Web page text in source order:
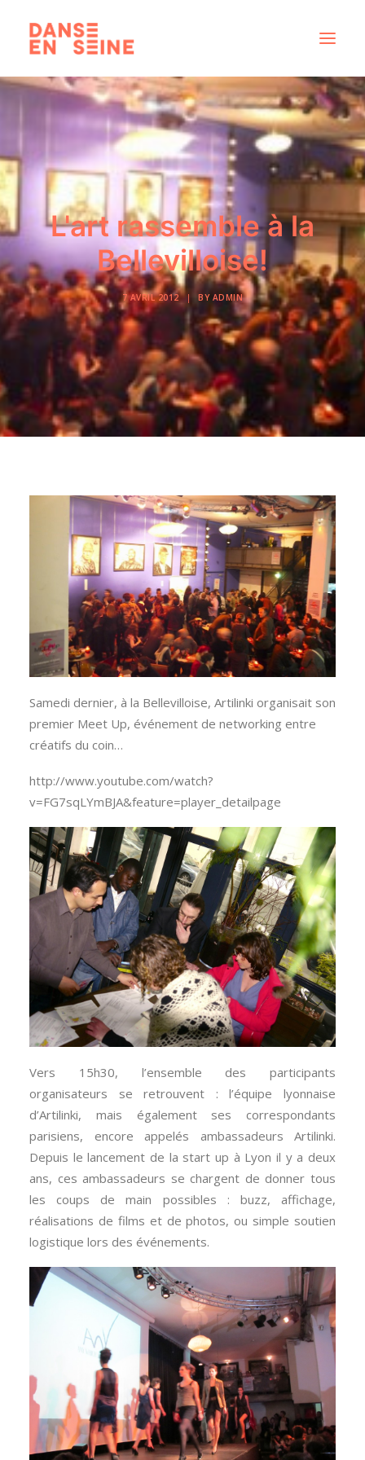
CRÉATIONS
DISPOSITIFS ARTISTIQUES
À PROPOS
NOUS REJOINDRE
ACTUS
RECHERCHE
L'art rassemble à la
Bellevilloise!
7 AVRIL 2012 | BY ADMIN
Samedi dernier, à la Bellevilloise, Artilinki organisait son
premier Meet Up, événement de networking entre
créatifs du coin…
http://www.youtube.com/watch?
v=FG7sqLYmBJA&feature=player_detailpage
Vers 15h30, l’ensemble des participants
organisateurs se retrouvent : l’équipe lyonnaise
d’Artilinki, mais également ses correspondants
parisiens, encore appelés ambassadeurs Artilinki.
Depuis le lancement de la start up à Lyon il y a deux
ans, ces ambassadeurs se chargent de donner tous
les coups de main possibles : buzz, affichage,
réalisations de films et de photos, ou simple soutien
logistique lors des événements.